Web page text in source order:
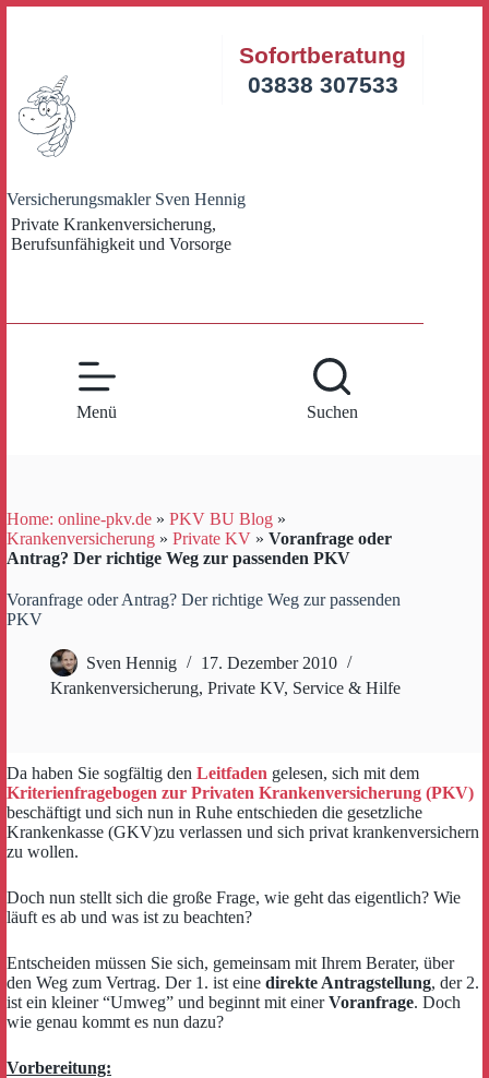
Versicherungsmakler Sven Hennig
Private Krankenversicherung,
Berufsunfähigkeit und Vorsorge
Sofortberatung
03838 307533
Menü Suchen
Home: online-pkv.de » PKV BU Blog »
Krankenversicherung » Private KV » Voranfrage oder
Antrag? Der richtige Weg zur passenden PKV
Voranfrage oder Antrag? Der richtige Weg zur passenden
PKV
Sven Hennig
17. Dezember 2010
Krankenversicherung, Private KV, Service & Hilfe
Da haben Sie sogfältig den Leitfaden gelesen, sich mit dem
Kriterienfragebogen zur Privaten Krankenversicherung (PKV)
beschäftigt und sich nun in Ruhe entschieden die gesetzliche
Krankenkasse (GKV)zu verlassen und sich privat krankenversichern
zu wollen.
Doch nun stellt sich die große Frage, wie geht das eigentlich? Wie
läuft es ab und was ist zu beachten?
Entscheiden müssen Sie sich, gemeinsam mit Ihrem Berater, über
den Weg zum Vertrag. Der 1. ist eine direkte Antragstellung, der 2.
ist ein kleiner “Umweg” und beginnt mit einerVoranfrage. Doch
wie genau kommt es nun dazu?
Vorbereitung: